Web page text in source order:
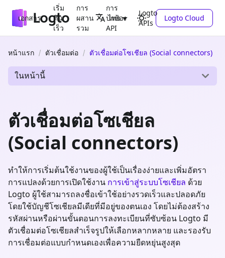
เอกสาร
เริ่ม
ต้น
เร็ว
การ
ผสาน
รวม
การ
ปกป้อง
API
Logto
APIs
ไทย Logto Cloud
หน้าแรก ตัวเชื่อมต่อ ตัวเชื่อมต่อโซเชียล (Social connectors)
ในหน้านี้
ตัวเชื่อมต่อโซเชียล
(Social connectors)
ทำให้การเริ่มต้นใช้งานของผู้ใช้เป็นเรื่องง่ายและเพิ่มอัตรา
การแปลงด้วยการเปิดใช้งาน การเข้าสู่ระบบโซเชียล ด้วย
Logto ผู้ใช้สามารถลงชื่อเข้าใช้อย่างรวดเร็วและปลอดภัย
โดยใช้บัญชีโซเชียลมีเดียที่มีอยู่ของตนเอง โดยไม่ต้องสร้าง
รหัสผ่านหรือผ่านขั้นตอนการลงทะเบียนที่ซับซ้อน Logto มี
ตัวเชื่อมต่อโซเชียลสำเร็จรูปให้เลือกหลากหลาย และรองรับ
การเชื่อมต่อแบบกำหนดเองเพื่อความยืดหยุ่นสูงสุด